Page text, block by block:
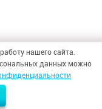
нашего сайта.
данных можно